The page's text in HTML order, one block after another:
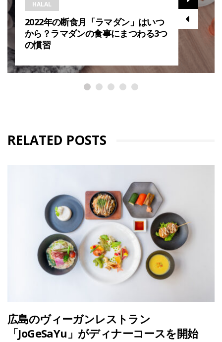
HALAL
2022年の断食月「ラマダン」はいつ
から？ラマダンの食事にまつわる3つ
の慣習
RELATED POSTS
広島のヴィーガンレストラン
「JoGeSaYu」がディナーコースを開始